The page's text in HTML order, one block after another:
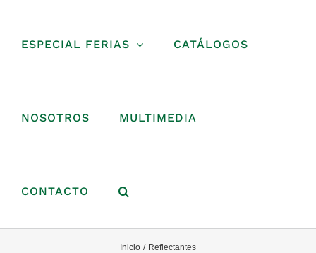
ESPECIAL FERIAS CATÁLOGOS
NOSOTROS MULTIMEDIA
CONTACTO
Inicio Reflectantes